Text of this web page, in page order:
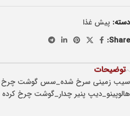
دسته: پيش غذا
Share:
توضیحات
سیب زمینی سرخ شده_سس گوشت چرخ
هالوپینو_دیپ پنیر چدار_گوشت چرخ کرده